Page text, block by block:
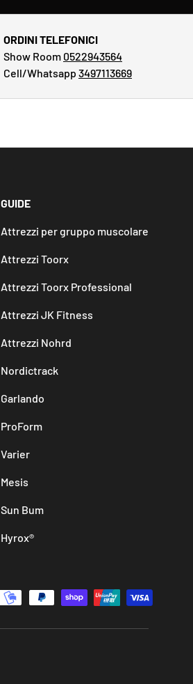
ORDINI TELEFONICI
Show Room 0522943564
Cell/Whatsapp 3497113669
GUIDE
Attrezzi per gruppo muscolare
Attrezzi Toorx
Attrezzi Toorx Professional
Attrezzi JK Fitness
Attrezzi Nohrd
Nordictrack
Garlando
ProForm
Varier
Mesis
Sun Bum
Hyrox®